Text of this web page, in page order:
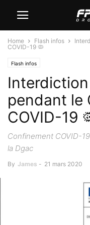
Home Flash infos
COVID-19 🦠
Flash infos
pendant le
COVID-19
Confinement COVID-
la Dgac
By James - 21 mars 2020